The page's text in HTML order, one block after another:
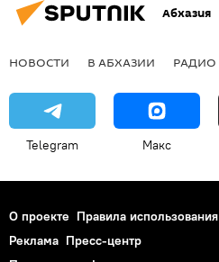
Абхазия
НОВОСТИ В АБХАЗИИ РАДИО
Telegram Макс
О проекте Правила использования
Реклама Пресс-центр